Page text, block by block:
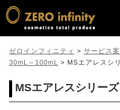
ゼロインフィニティ > サービス
30mL～100mL
> MSエアレスシ
MSエアレスシリーズ